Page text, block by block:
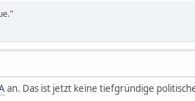
an. Das ist jetzt keine tiefgründige